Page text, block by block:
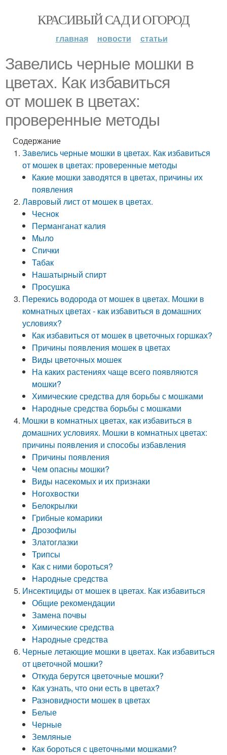
КРАСИВЫЙ САД И ОГОРОД
главная новости статьи
Завелись черные мошки в
цветах. Как избавиться
от мошек в цветах:
проверенные методы
Содержание
Завелись черные мошки в цветах. Как избавиться
от мошек в цветах: проверенные методы
Какие мошки заводятся в цветах, причины их
появления
Лавровый лист от мошек в цветах.
Чеснок
Перманганат калия
Мыло
Спички
Табак
Нашатырный спирт
Просушка
Перекись водорода от мошек в цветах. Мошки в
комнатных цветах - как избавиться в домашних
условиях?
Как избавиться от мошек в цветочных горшках?
Причины появления мошек в цветах
Виды цветочных мошек
На каких растениях чаще всего появляются
мошки?
Химические средства для борьбы с мошками
Народные средства борьбы с мошками
Мошки в комнатных цветах, как избавиться в
домашних условиях. Мошки в комнатных цветах:
причины появления и способы избавления
Причины появления
Чем опасны мошки?
Виды насекомых и их признаки
Ногохвостки
Белокрылки
Грибные комарики
Дрозофилы
Златоглазки
Трипсы
Как с ними бороться?
Народные средства
Инсектициды от мошек в цветах. Как избавиться
Общие рекомендации
Замена почвы
Химические средства
Народные средства
Черные летающие мошки в цветах. Как избавиться
от цветочной мошки?
Откуда берутся цветочные мошки?
Как узнать, что они есть в цветах?
Разновидности мошек в цветах
Белые
Черные
Земляные
Как бороться с цветочными мошками?